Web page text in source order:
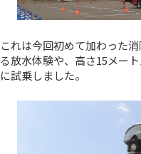
これは今回初めて加わった
る放水体験や、高さ15メー
に試乗しました。